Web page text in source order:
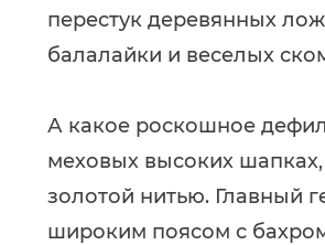
перестук деревянных
балалайки и веселых
А какое роскошное
меховых высоких
золотой нитью. Главный
широким поясом с